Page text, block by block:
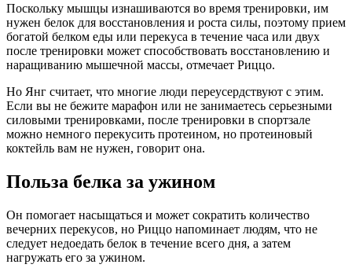
Поскольку мышцы изнашиваются во время тренировки, им
нужен белок для восстановления и роста силы, поэтому прием
богатой белком еды или перекуса в течение часа или двух
после тренировки может способствовать восстановлению и
наращиванию мышечной массы, отмечает Риццо.
Но Янг считает, что многие люди переусердствуют с этим.
Если вы не бежите марафон или не занимаетесь серьезными
силовыми тренировками, после тренировки в спортзале
можно немного перекусить протеином, но протеиновый
коктейль вам не нужен, говорит она.
Польза белка за ужином
Он помогает насыщаться и может сократить количество
вечерних перекусов, но Риццо напоминает людям, что не
следует недоедать белок в течение всего дня, а затем
нагружать его за ужином.